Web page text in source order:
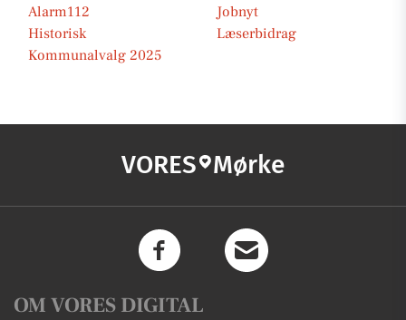
Alarm112
Jobnyt
Historisk
Læserbidrag
Kommunalvalg 2025
VORES Mørke
OM VORES DIGITAL